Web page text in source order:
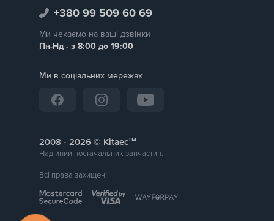
+380 99 509 60 69
Ми чекаємо на ваші дзвінки
Пн-Нд - з 8:00 до 19:00
Ми в соціальних мережах
2008 - © Kitaecтм
Надійний постачальник запчастин.
Всі права захищені.